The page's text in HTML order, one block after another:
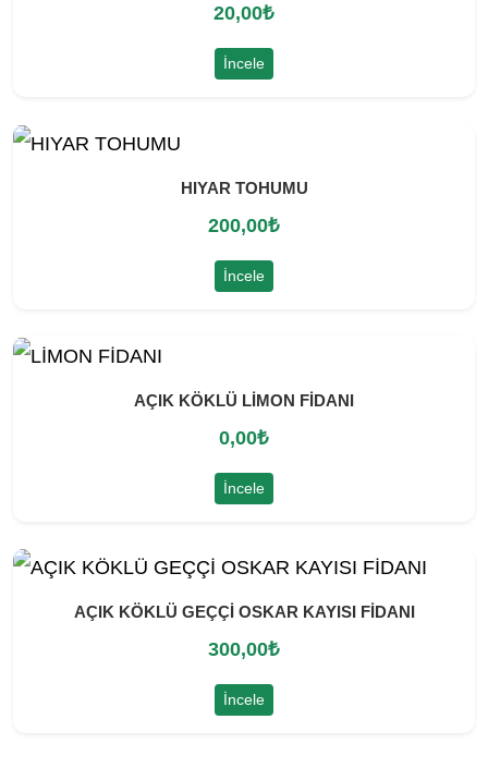
20,00₺
İncele
HIYAR TOHUMU
200,00₺
İncele
AÇIK KÖKLÜ LİMON FİDANI
0,00₺
İncele
AÇIK KÖKLÜ GEÇÇİ OSKAR KAYISI FİDANI
300,00₺
İncele